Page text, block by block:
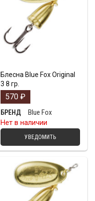
Блесна Blue Fox Original
3 8 гр.
570 ₽
БРЕНД
Blue Fox
Нет в наличии
УВЕДОМИТЬ